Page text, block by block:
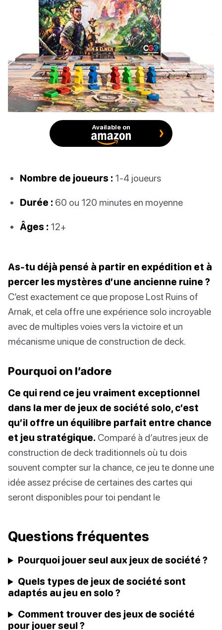
Available on
Nombre de joueurs : 1-4 joueurs
Durée : 60 ou 120 minutes en moyenne
Âges : 12+
As-tu déjà pensé à partir en expédition et à
percer les mystères d’une ancienne ruine ?
C’est exactement ce que propose Lost Ruins of
Arnak, et cela offre une expérience solo incroyable
avec de multiples voies vers la victoire et un
mécanisme unique de construction de deck.
Pourquoi on l’adore
Ce qui rend ce jeu vraiment exceptionnel
dans la mer de jeux de société solo, c’est
qu’il offre un équilibre parfait entre chance
et jeu stratégique. Comparé à d’autres jeux de
construction de deck traditionnels où tu dois
souvent compter sur la chance, ce jeu te donne une
idée assez précise de certaines des cartes qui
seront disponibles pour toi pendant le
Questions fréquentes
Pourquoi jouer seul aux jeux de société ?
Quels types de jeux de société sont
adaptés au jeu en solo ?
Comment trouver des jeux de société
pour jouer seul ?